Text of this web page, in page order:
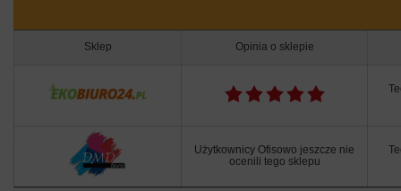
Sklep Opinia o sklepie
Użytkownicy Ofisowo jeszcze nie
ocenili tego sklepu